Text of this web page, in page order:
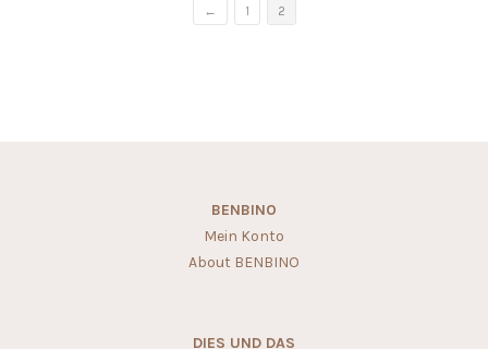
← 1 2
BENBINO
Mein Konto
About BENBINO
DIES UND DAS